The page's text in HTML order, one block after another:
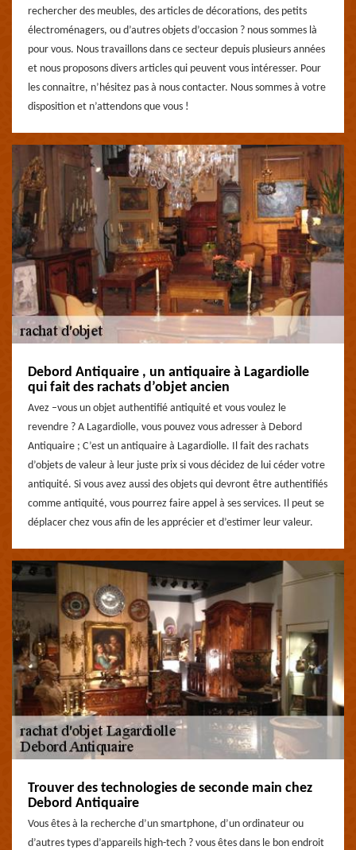
rechercher des meubles, des articles de décorations, des petits
électroménagers, ou d’autres objets d’occasion ? nous sommes là
pour vous. Nous travaillons dans ce secteur depuis plusieurs années
et nous proposons divers articles qui peuvent vous intéresser. Pour
les connaitre, n’hésitez pas à nous contacter. Nous sommes à votre
disposition et n’attendons que vous !
Debord Antiquaire , un antiquaire à Lagardiolle
qui fait des rachats d’objet ancien
Avez –vous un objet authentifié antiquité et vous voulez le
revendre ? A Lagardiolle, vous pouvez vous adresser à Debord
Antiquaire ; C’est un antiquaire à Lagardiolle. Il fait des rachats
d’objets de valeur à leur juste prix si vous décidez de lui céder votre
antiquité. Si vous avez aussi des objets qui devront être authentifiés
comme antiquité, vous pourrez faire appel à ses services. Il peut se
déplacer chez vous afin de les apprécier et d’estimer leur valeur.
Trouver des technologies de seconde main chez
Debord Antiquaire
Vous êtes à la recherche d’un smartphone, d’un ordinateur ou
d’autres types d’appareils high-tech ? vous êtes dans le bon endroit